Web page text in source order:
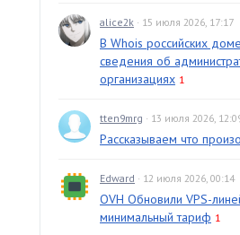
alice2k · 15 июля 2026, 17:17
В Whois российских
сведения об
организациях 1
tten9mrg · 13 июля 2026,
Рассказываем что
Edward · 12 июля 2026, 00:14
OVH Обновили VPS-
минимальный тариф 1